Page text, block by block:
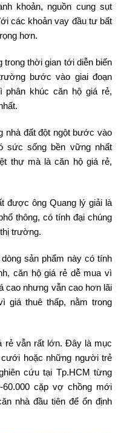
khoản, nguồn cung sụt
các khoản vay đầu tư bất
hơn.
trong thời gian tới diễn biến
bước vào giai đoạn
phân khúc căn hộ giá rẻ,
nhà đất đột ngột bước vào
sức sống bền vững nhất
thự mà là căn hộ giá rẻ,
được ông Quang lý giải là
thông, có tính đại chúng
trường.
sản phẩm này có tính
căn hộ giá rẻ dễ mua vì
cao nhưng vẫn cao hơn lãi
giá thuê thấp, nằm trong
rẻ vẫn rất lớn. Đây là mục
hoặc những người trẻ
cứu tại Tp.HCM từng
60.000 cặp vợ chồng mới
nhà đầu tiên để ổn định